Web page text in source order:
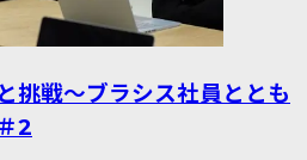
挑戦～ブラシス社員ととも
2